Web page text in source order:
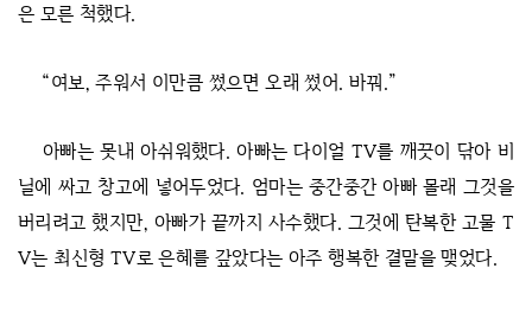
은 모른 척했다.
“여보, 주워서 이만큼 썼으면 오래 썼어. 바꿔.”
아빠는 못내 아쉬워했다. 아빠는 다이얼 TV를 깨끗이 닦아 비
닐에 싸고 창고에 넣어두었다. 엄마는 중간중간 아빠 몰래 그것을
버리려고 했지만, 아빠가 끝까지 사수했다. 그것에 탄복한 고물 T
V는 최신형 TV로 은혜를 갚았다는 아주 행복한 결말을 맺었다.